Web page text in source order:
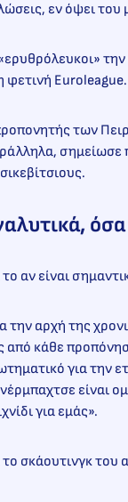
εν όψει
φετινή Euroleague.
των
σημείωσε
το αν είναι
την αρχή της
από κάθε
για την
είναι
για εμάς».
το σκάουτινγκ του